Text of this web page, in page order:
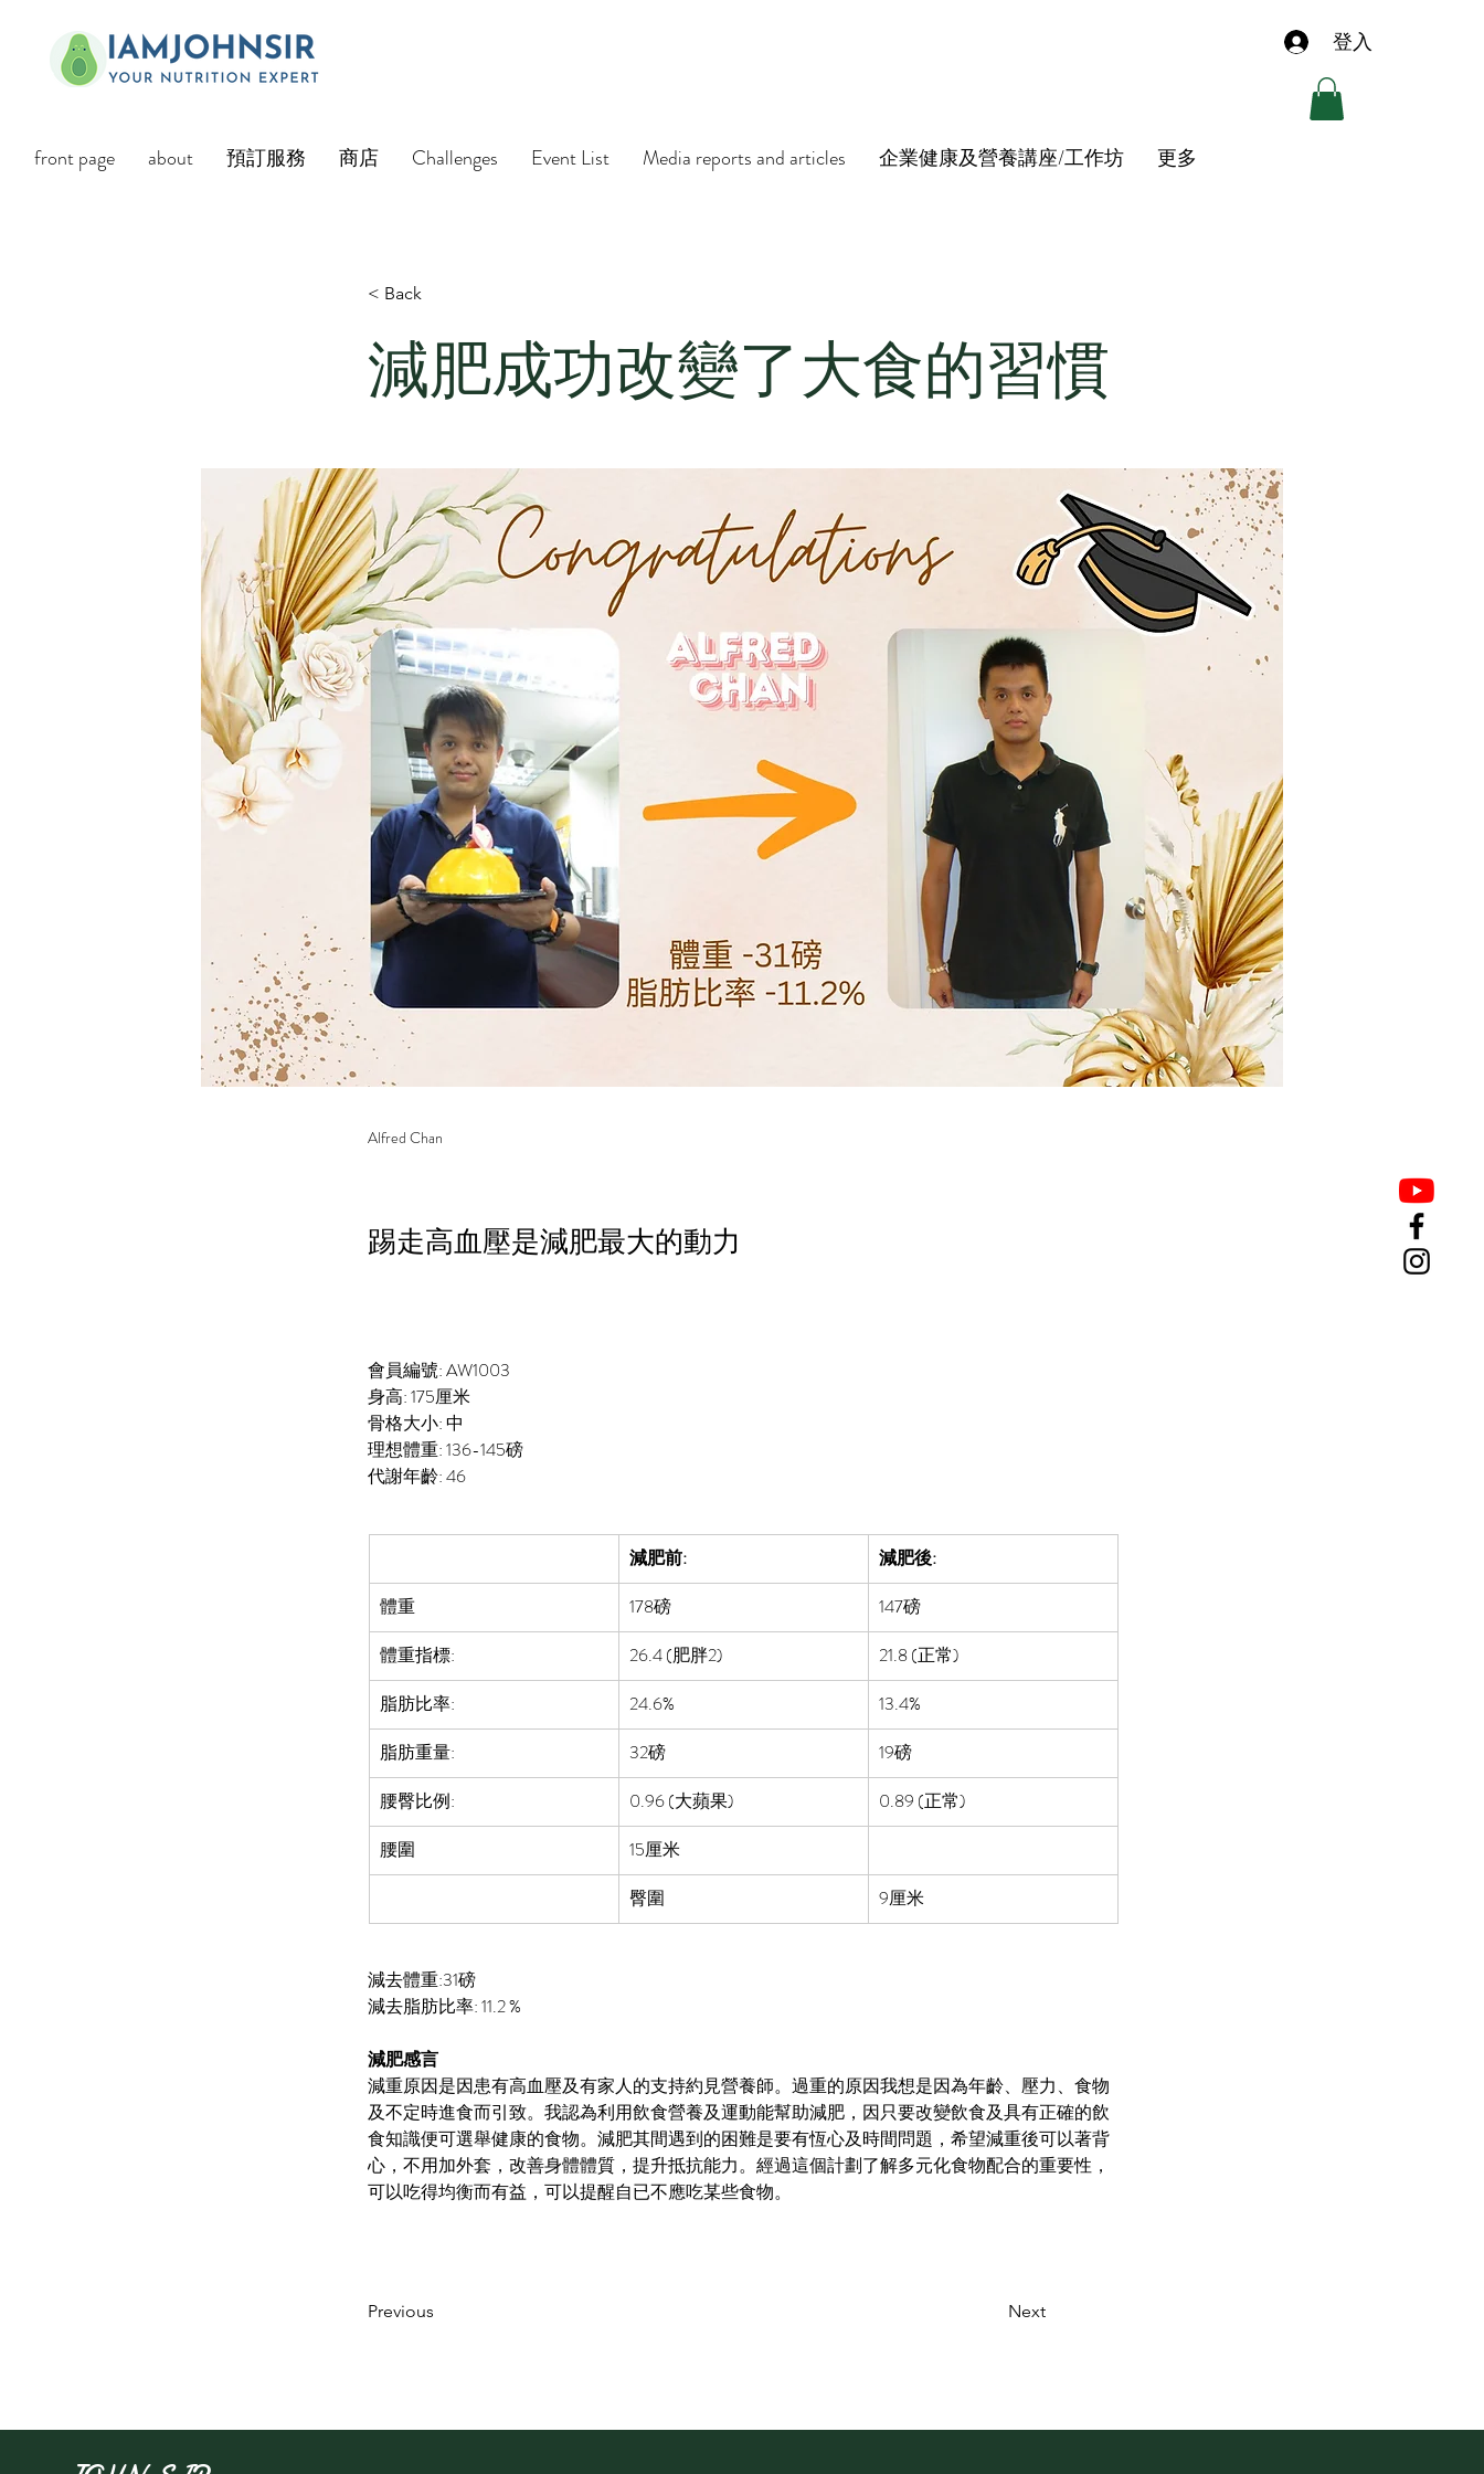
登入
front page about 預訂服務 商店 Challenges Event List Media reports and articles 企業健康及營養講座/工作坊 更多
< Back
減肥成功改變了大食的習慣
Alfred Chan
踢走高血壓是減肥最大的動力
會員編號: AW1003
身高: 175厘米
骨格大小: 中
理想體重: 136-145磅
代謝年齡: 46
減肥前:
減肥後:
體重
178磅 147磅
體重指標:
26.4 (肥胖2)
21.8 (正常)
脂肪比率:
24.6%
13.4%
脂肪重量:
32磅
19磅
腰臀比例:
0.96 (大蘋果)
0.89 (正常)
腰圍
15厘米
臀圍
9厘米
減去體重:31磅
減去脂肪比率: 11.2 %
減肥感言
減重原因是因患有高血壓及有家人的支持約見營養師。過重的原因我想是因為年齡、壓力、食物
及不定時進食而引致。我認為利用飲食營養及運動能幫助減肥，因只要改變飲食及具有正確的飲
食知識便可選舉健康的食物。減肥其間遇到的困難是要有恆心及時間問題，希望減重後可以著背
心，不用加外套，改善身體體質，提升抵抗能力。經過這個計劃了解多元化食物配合的重要性，
可以吃得均衡而有益，可以提醒自已不應吃某些食物。
Previous Next